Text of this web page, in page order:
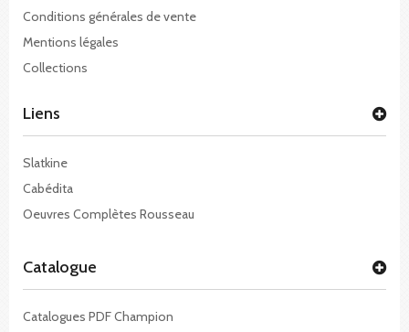
Conditions générales de vente
Mentions légales
Collections
Liens
Slatkine
Cabédita
Oeuvres Complètes Rousseau
Catalogue
Catalogues PDF Champion